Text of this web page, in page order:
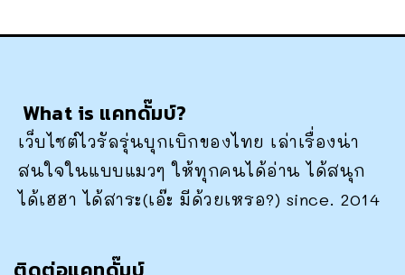
What is แคทดั๊มบ์?
เว็บไซต์ไวรัลรุ่นบุกเบิกของไทย เล่าเรื่องน่า
สนใจในแบบแมวๆ ให้ทุกคนได้อ่าน ได้สนุก
ได้เฮฮา ได้สาระ(เอ๊ะ มีด้วยเหรอ?) since. 2014